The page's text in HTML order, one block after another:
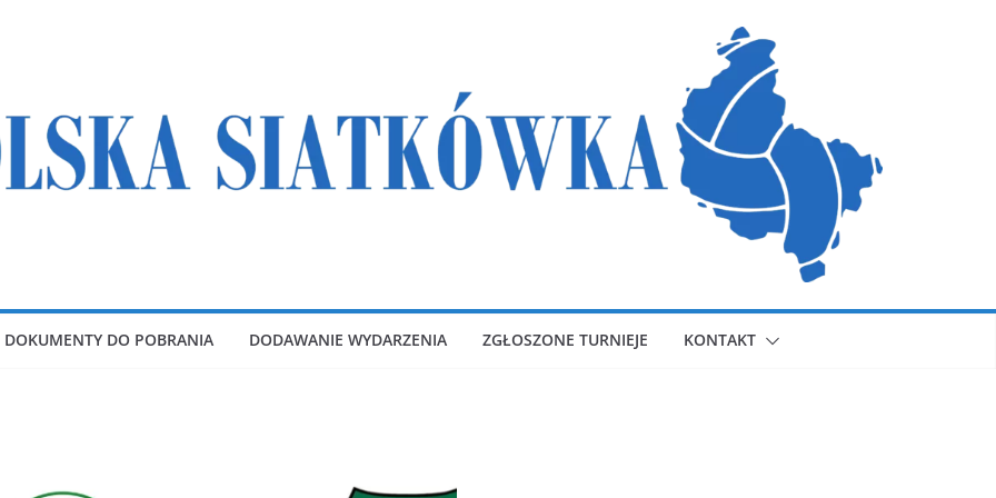
DOKUMENTY DO POBRANIA DODAWANIE WYDARZENIA ZGŁOSZONE TURNIEJE KONTAKT